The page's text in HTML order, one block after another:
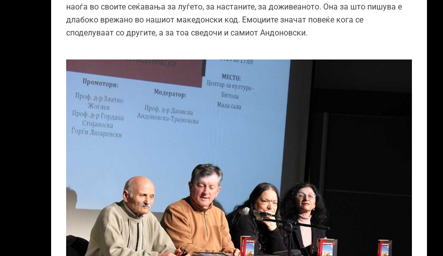
наоѓа во своите сеќавања за луѓето, за настаните, за доживеаното. Она за што пишува е
длабоко врежано во нашиот македонски код. Емоциите значат повеќе кога се
споделуваат со другите, а за тоа сведочи и самиот Андоновски.